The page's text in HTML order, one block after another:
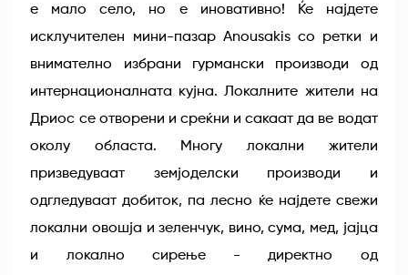
е мало село, но е иновативно! Ќе најдете
исклучителен мини-пазар Anousakis со ретки и
внимателно избрани гурмански производи од
интернационалната кујна. Локалните жители на
Дриос се отворени и среќни и сакаат да ве водат
околу областа. Многу локални жители
призведуваат земјоделски производи и
одгледуваат добиток, па лесно ќе најдете свежи
локални овошја и зеленчук, вино, сума, мед, јајца
и локално сирење - директно од